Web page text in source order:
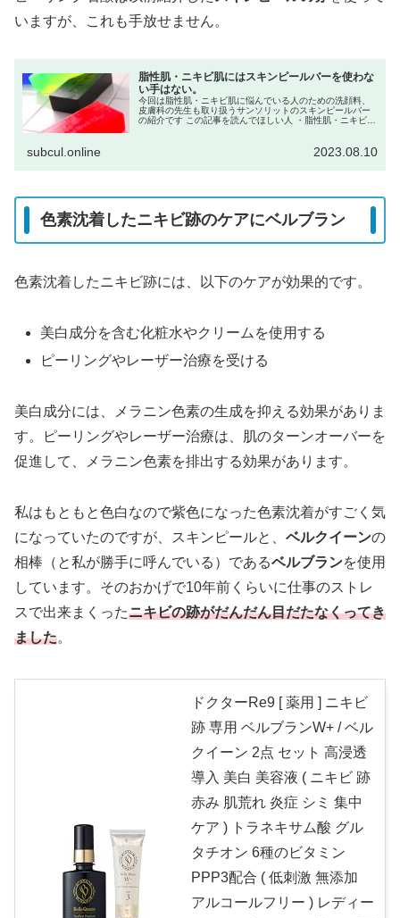
いますが、これも手放せません。
脂性肌・ニキビ肌にはスキンピールバーを使わな
い手はない。
今回は脂性肌・ニキビ肌に悩んでいる人のための洗顔料、
皮膚科の先生も取り扱うサンソリットのスキンピールバー
の紹介です この記事を読んでほしい人 ・脂性肌・ニキビ
subcul.online 2023.08.10
色素沈着したニキビ跡のケアにベルブラン
色素沈着したニキビ跡には、以下のケアが効果的です。
美白成分を含む化粧水やクリームを使用する
ピーリングやレーザー治療を受ける
美白成分には、メラニン色素の生成を抑える効果がありま
す。ピーリングやレーザー治療は、肌のターンオーバーを
促進して、メラニン色素を排出する効果があります。
私はもともと色白なので紫色になった色素沈着がすごく気
になっていたのですが、スキンピールと、 ベルクイーンの
相棒（と私が勝手に呼んでいる）であるベルブランを使用
しています。そのおかげで10年前くらいに仕事のストレ
スで出来まくったニキビの跡がだんだん目だたなくってき
ました。
ドクターRe9 [ 薬用 ] ニキビ
跡 専用 ベルブランW+ / ベル
クイーン 2点 セット 高浸透
導入 美白 美容液 ( ニキビ 跡
赤み 肌荒れ 炎症 シミ 集中
ケア ) トラネキサム酸 グル
タチオン 6種のビタミン
PPP3配合 ( 低刺激 無添加
アルコールフリー ) レディー